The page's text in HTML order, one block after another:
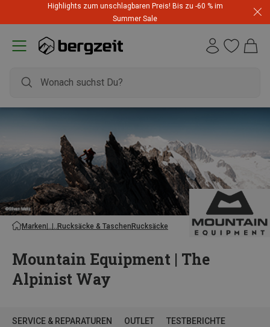
Highlights zum unschlagbaren Preis! Bis zu -60 % im
Summer Sale
Marken Rucksäcke & TaschenRucksäcke
Mountain Equipment | The
Alpinist Way
SERVICE & REPARATUREN OUTLET TESTBERICHTE